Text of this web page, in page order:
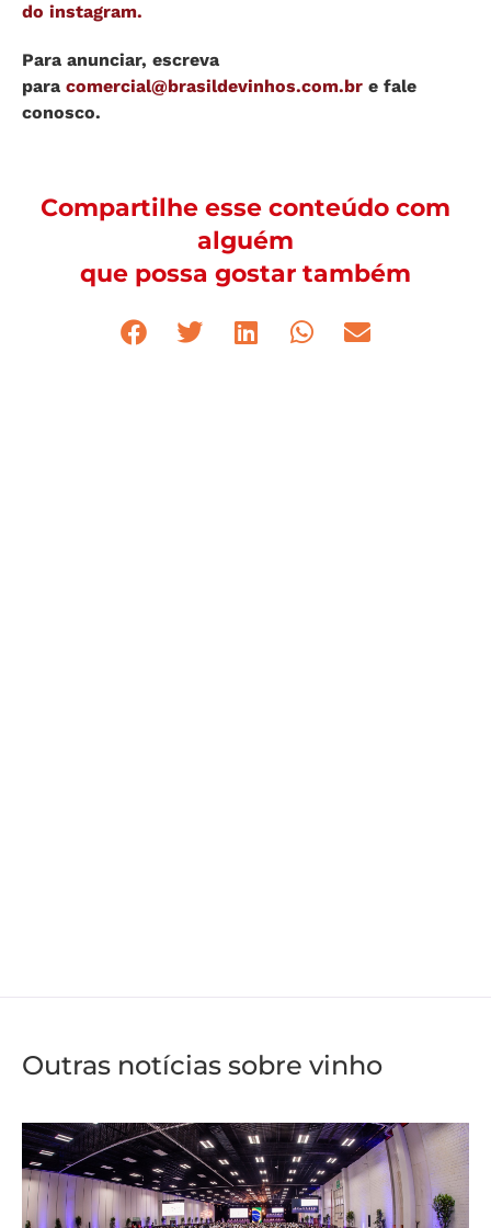
do instagram.
Para anunciar, escreva
para comercial@brasildevinhos.com.br e fale
conosco.
Compartilhe esse conteúdo com
alguém
que possa gostar também
Outras notícias sobre vinho